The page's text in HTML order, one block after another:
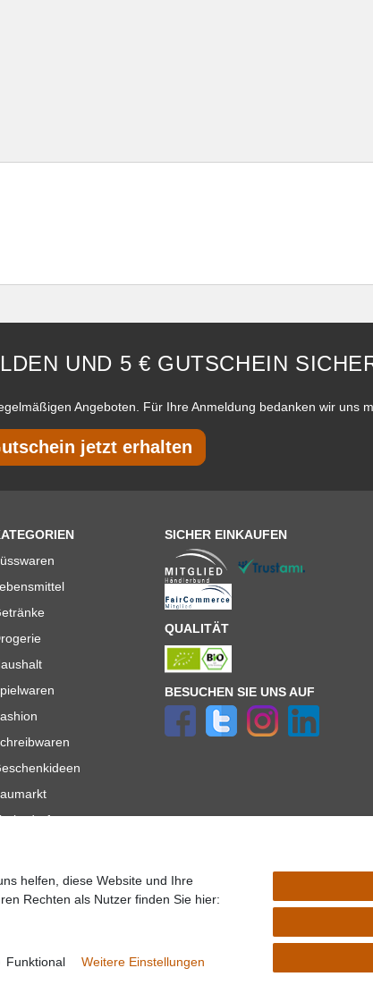
UND 5 € GUTSCHEIN
Angeboten. Für Ihre Anmeldung bedanken wir uns
jetzt erhalten
SICHER EINKAUFEN
QUALITÄT
BESUCHEN SIE UNS AUF
Lieferzeiten für andere Länder entnehmen Sie bitte der Schaltfäche mit den
helfen, diese Website und Ihre
Rechten als Nutzer finden Sie hier:
Funktional Weitere Einstellungen